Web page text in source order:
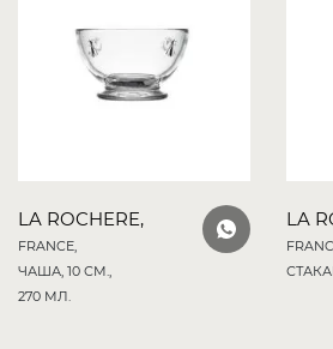
LA ROCHERE,
FRANCE,
ЧАША, 10 СМ.,
270 МЛ.
LA